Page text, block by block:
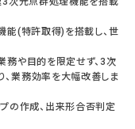
能(特許取得)を搭載し、世
務や目的を限定せず、3次
業務効率を大幅改善しま
の作成、出来形合否判定